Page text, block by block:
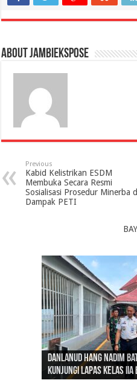
About jambiekspose
Previous
Kabid Kelistrikan ESDM
Membuka Secara Resmi
Sosialisasi Prosedur Minerba
Dampak PETI
Danlanud Hang Nadim
Kunjungi Lapas Kelas IIA
Silaturahmi dan Reses
Jambi Bahas Sinergitas
Gubernur Al Haris:
Edukasi Pembentukan
Penerus
Gubernur Al Haris
Cepat Beroperasi Agar
Penuhi Kebutuhannya
Sosok Fenomenal yang
Nusantara: Ratu
dengan Pengaruh